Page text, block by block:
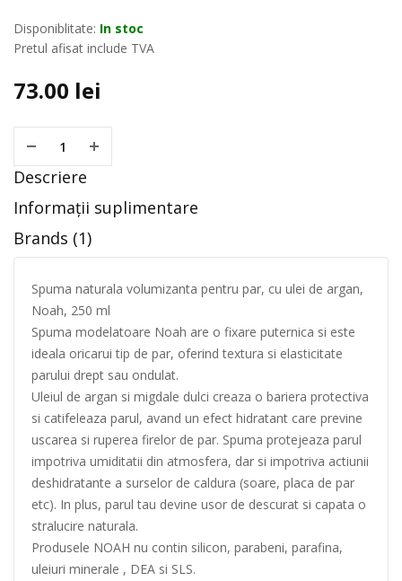
Disponiblitate: In stoc
Pretul afisat include TVA
73.00 lei
Descriere
Informații suplimentare
Brands (1)
Spuma naturala volumizanta pentru par, cu ulei de argan,
Noah, 250 ml
Spuma modelatoare Noah are o fixare puternica si este
ideala oricarui tip de par, oferind textura si elasticitate
parului drept sau ondulat.
Uleiul de argan si migdale dulci creaza o bariera protectiva
si catifeleaza parul, avand un efect hidratant care previne
uscarea si ruperea firelor de par. Spuma protejeaza parul
impotriva umiditatii din atmosfera, dar si impotriva actiunii
deshidratante a surselor de caldura (soare, placa de par
etc). In plus, parul tau devine usor de descurat si capata o
stralucire naturala.
Produsele NOAH nu contin silicon, parabeni, parafina,
uleiuri minerale , DEA si SLS.